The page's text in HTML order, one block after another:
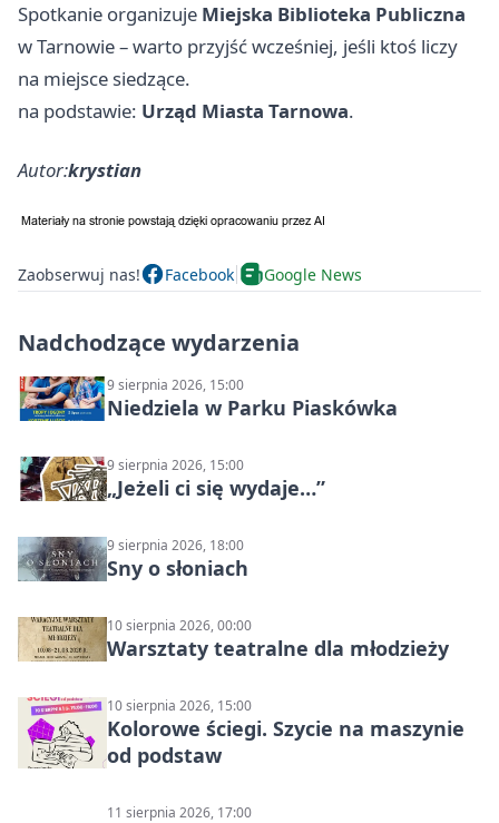
Spotkanie organizuje Miejska Biblioteka Publiczna
w Tarnowie – warto przyjść wcześniej, jeśli ktoś liczy
na miejsce siedzące.
na podstawie: Urząd Miasta Tarnowa.
Autor:krystian
Zaobserwuj nas! Facebook Google News
Nadchodzące wydarzenia
9 sierpnia 2026, 15:00
Niedziela w Parku Piaskówka
9 sierpnia 2026, 15:00
„Jeżeli ci się wydaje…”
9 sierpnia 2026, 18:00
Sny o słoniach
10 sierpnia 2026, 00:00
Warsztaty teatralne dla młodzieży
10 sierpnia 2026, 15:00
Kolorowe ściegi. Szycie na maszynie
od podstaw
11 sierpnia 2026, 17:00